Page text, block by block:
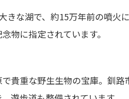
きな湖で、約15万年前の噴火
物に指定されています。
貴重な野生生物の宝庫。釧